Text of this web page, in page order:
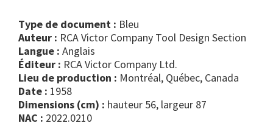
Type de document :
bleu
Auteur : RCA Victor Company Tool Design Section
Langue : Anglais
Éditeur : RCA Victor Company Ltd.
Lieu de production : Montréal, Québec, Canada
Date : 1958
Dimensions (cm) : hauteur 56, largeur 87
NAC : 2022.0210